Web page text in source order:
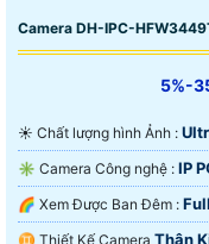
Camera DH-IPC-
5%-
☀️ Chất lượng hình Ảnh :
✳️ Camera Công nghệ : IP
🌈 Xem Được Ban Đêm :
♊ Thiết Kế Camera Thân